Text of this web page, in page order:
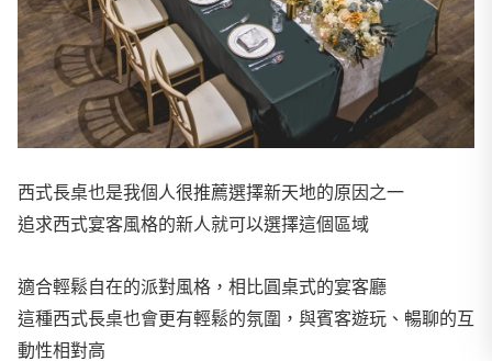
西式長桌也是我個人很推薦選擇新天地的原因之一
追求西式宴客風格的新人就可以選擇這個區域
適合輕鬆自在的派對風格，相比圓桌式的宴客廳
這種西式長桌也會更有輕鬆的氛圍，與賓客遊玩、暢聊的互
動性相對高